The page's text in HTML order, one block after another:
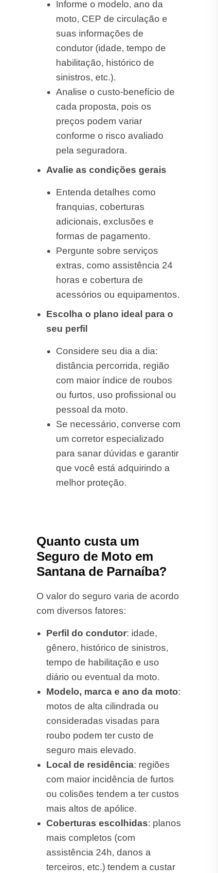
Informe o modelo, ano da
moto, CEP de circulação e
suas informações de
condutor (idade, tempo de
habilitação, histórico de
sinistros, etc.).
Analise o custo-benefício de
cada proposta, pois os
preços podem variar
conforme o risco avaliado
pela seguradora.
Avalie as condições gerais
Entenda detalhes como
franquias, coberturas
adicionais, exclusões e
formas de pagamento.
Pergunte sobre serviços
extras, como assistência 24
horas e cobertura de
acessórios ou equipamentos.
Escolha o plano ideal para o
seu perfil
Considere seu dia a dia:
distância percorrida, região
com maior índice de roubos
ou furtos, uso profissional ou
pessoal da moto.
Se necessário, converse com
um corretor especializado
para sanar dúvidas e garantir
que você está adquirindo a
melhor proteção.
Quanto custa um
Seguro de Moto em
Santana de Parnaíba?
O valor do seguro varia de acordo
com diversos fatores:
Perfil do condutor: idade,
gênero, histórico de sinistros,
tempo de habilitação e uso
diário ou eventual da moto.
Modelo, marca e ano da moto:
motos de alta cilindrada ou
consideradas visadas para
roubo podem ter custo de
seguro mais elevado.
Local de residência: regiões
com maior incidência de furtos
ou colisões tendem a ter custos
mais altos de apólice.
Coberturas escolhidas: planos
mais completos (com
assistência 24h, danos a
terceiros, etc.) tendem a custar